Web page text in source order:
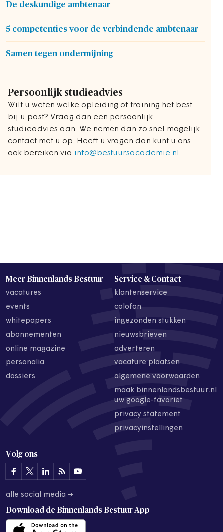
De deskundige ambtenaar
5 competenties voor de verbindende ambtenaar
Samen tegen ondermijning
Persoonlijk studieadvies
Wilt u weten welke opleiding of training het best
bij u past? Vraag dan een persoonlijk
studieadvies aan. We nemen dan zo snel mogelijk
contact met u op. Heeft u vragen dan kunt u ons
ook bereiken via info@bestuursacademie.nl .
Meer Binnenlands Bestuur
vacatures
events
whitepapers
abonnementen
online magazine
personalia
dossiers
Service & Contact
klantenservice
colofon
ingezonden stukken
nieuwsbrieven
adverteren
vacature plaatsen
algemene voorwaarden
maak binnenlandsbestuur.nl
uw google-favoriet
privacy statement
privacyinstellingen
Volg ons
alle social media →
Download de Binnenlands Bestuur App